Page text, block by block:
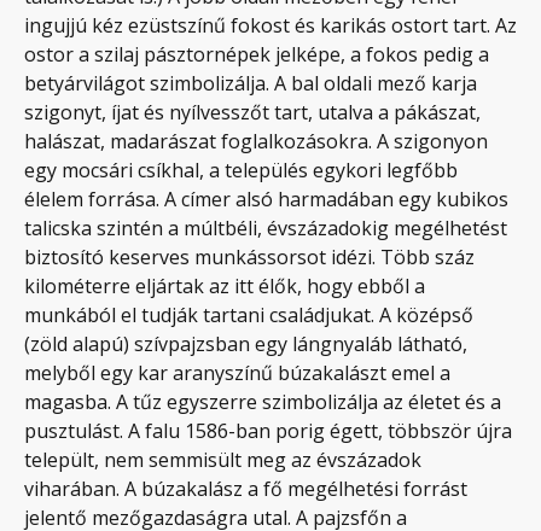
ingujjú kéz ezüstszínű fokost és karikás ostort tart. Az
ostor a szilaj pásztornépek jelképe, a fokos pedig a
betyárvilágot szimbolizálja. A bal oldali mező karja
szigonyt, íjat és nyílvesszőt tart, utalva a pákászat,
halászat, madarászat foglalkozásokra. A szigonyon
egy mocsári csíkhal, a település egykori legfőbb
élelem forrása. A címer alsó harmadában egy kubikos
talicska szintén a múltbéli, évszázadokig megélhetést
biztosító keserves munkássorsot idézi. Több száz
kilométerre eljártak az itt élők, hogy ebből a
munkából el tudják tartani családjukat. A középső
(zöld alapú) szívpajzsban egy lángnyaláb látható,
melyből egy kar aranyszínű búzakalászt emel a
magasba. A tűz egyszerre szimbolizálja az életet és a
pusztulást. A falu 1586-ban porig égett, többször újra
települt, nem semmisült meg az évszázadok
viharában. A búzakalász a fő megélhetési forrást
jelentő mezőgazdaságra utal. A pajzsfőn a